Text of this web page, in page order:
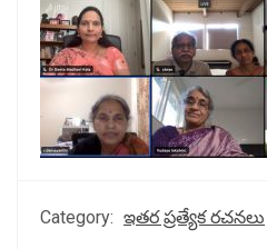
Category: ఇతర ప్రత్యేక రచనలు